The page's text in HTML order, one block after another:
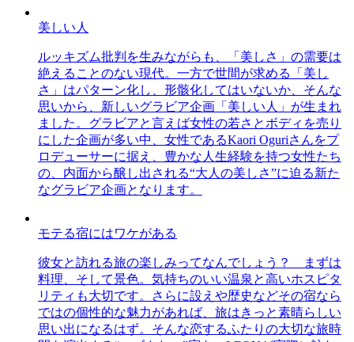
美しい人
ルッキズム批判を生みながらも、「美しさ」の需要は
絶えることのない現代。一方で世間が求める「美し
さ」はパターン化し、形骸化してはいないか、そんな
思いから、新しいグラビア企画「美しい人」が生まれ
ました。グラビアと言えば女性の若さとボディを売り
にした企画が多い中、女性であるKaori Oguriさんをプ
ロデューサーに据え、豊かな人生経験を持つ女性たち
の、内面から醸し出される“大人の美しさ”に迫る新た
なグラビア企画となります。
モテる宿にはワケがある
彼女と訪れる旅の楽しみってなんでしょう？ まずは
料理、そして景色。気持ちのいい温泉と高いホスピタ
リティも大切です。さらに設えや歴史などその宿なら
ではの個性的な魅力があれば、旅はきっと素晴らしい
思い出になるはず。そんな恋するふたりの大切な旅時